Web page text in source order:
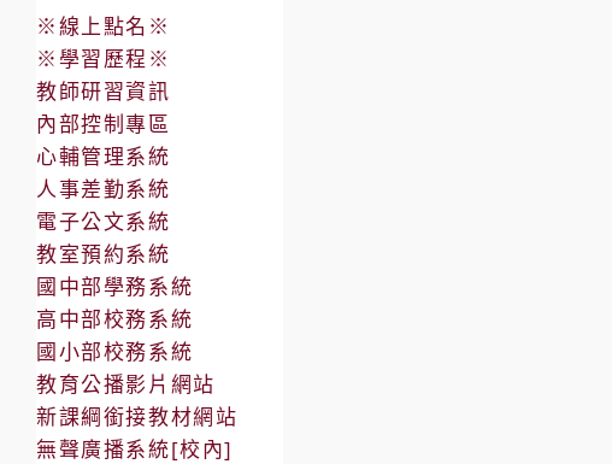
※線上點名※
※學習歷程※
教師研習資訊
內部控制專區
心輔管理系統
人事差勤系統
電子公文系統
教室預約系統
國中部學務系統
高中部校務系統
國小部校務系統
教育公播影片網站
新課綱銜接教材網站
無聲廣播系統[校內]